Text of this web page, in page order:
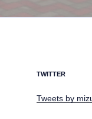
TWITTER
Tweets by